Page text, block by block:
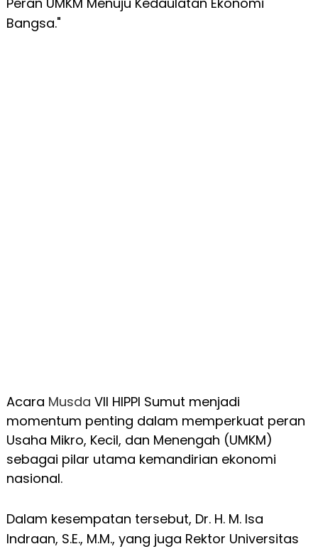
Bangsa."
Acara Musda VII HIPPI Sumut menjadi
momentum penting dalam memperkuat peran
Usaha Mikro, Kecil, dan Menengah (UMKM)
sebagai pilar utama kemandirian ekonomi
nasional.
Dalam kesempatan tersebut, Dr. H. M. Isa
Indraan, S.E., M.M., yang juga Rektor Universitas